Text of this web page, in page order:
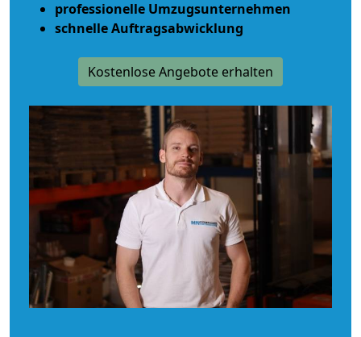
professionelle Umzugsunternehmen
schnelle Auftragsabwicklung
Kostenlose Angebote erhalten